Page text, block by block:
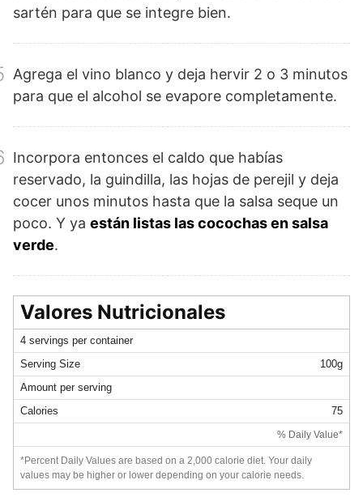
sartén para que se integre bien.
Agrega el vino blanco y deja hervir 2 o 3 minutos
para que el alcohol se evapore completamente.
Incorpora entonces el caldo que habías
reservado, la guindilla, las hojas de perejil y deja
cocer unos minutos hasta que la salsa seque un
poco. Y ya están listas las cocochas en salsa
verde.
Valores Nutricionales
4 servings per container
Serving Size
100g
Amount per serving
Calories
75
% Daily Value*
*Percent Daily Values are based on a 2,000 calorie diet. Your daily
values may be higher or lower depending on your calorie needs.